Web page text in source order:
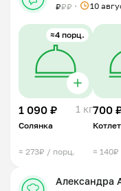
₽₽₽ 10
≈4 порц.
1 090 ₽ 1 кг
Солянка
≈ 273₽ / порц.
700
≈
Александра